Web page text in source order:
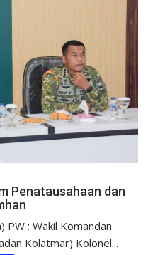
Penatausahaan dan
PW : Wakil Komandan
Kolatmar) Kolonel...